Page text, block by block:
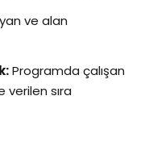
ve alan
Programda çalışan
verilen sıra